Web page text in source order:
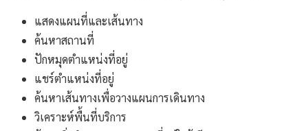
แสดงแผนที่และเส้นทาง
ค้นหาสถานที่
ปักหมุดตำแหน่งที่อยู่
แชร์ตำแหน่งที่อยู่
ค้นหาเส้นทางเพื่อวางแผนการเดินทาง
วิเคราะห์พื้นที่บริการ